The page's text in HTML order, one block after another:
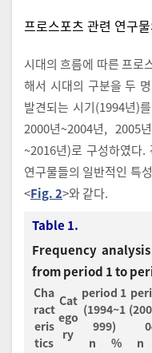
프로스포츠 관련 연구
시대의 흐름에 따른 프로
해서 시대의 구분을 두
발견되는 시기(1994년)
2000년~2004년, 2005
~2016년)로 구성하였다.
연구물들의 일반적인 특
<Fig. 2>와 같다.
Table 1.
Frequency
from period 1 to
Cha
ract
eris
tics
Cat
ego
ry
period 1
(1994~1
999)
n
% n